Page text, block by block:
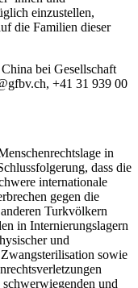
einzustellen,
die Familien dieser
bei Gesellschaft
+41 31 939 00
in
dass die
internationale
gegen die
Turkvölkern
in Internierungslagern
und
sowie
und